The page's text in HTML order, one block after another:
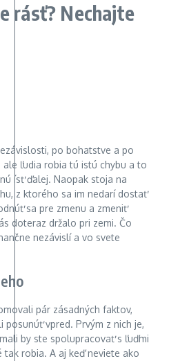
rásť? Nechajte
po bohatstve a po
ľudia robia tú istú chybu a to
ísť ďalej. Naopak stoja na
z ktorého sa im nedarí dostať
sa pre zmenu a zmeniť
doteraz držalo pri zemi. Čo
nezávislí a vo svete
pár zásadných faktov,
vpred. Prvým z nich je,
by ste spolupracovať s ľuďmi
robia. A aj keď neviete ako